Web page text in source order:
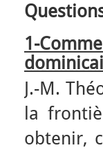
1-
J.-M.
la
obtenir,